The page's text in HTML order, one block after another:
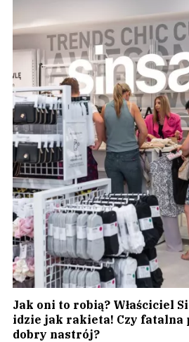
Jak oni to robią? Właściciel
idzie jak rakieta! Czy fatalna
dobry nastrój?